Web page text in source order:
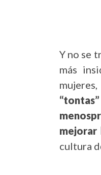
Y no se
más
mejorar
cultura